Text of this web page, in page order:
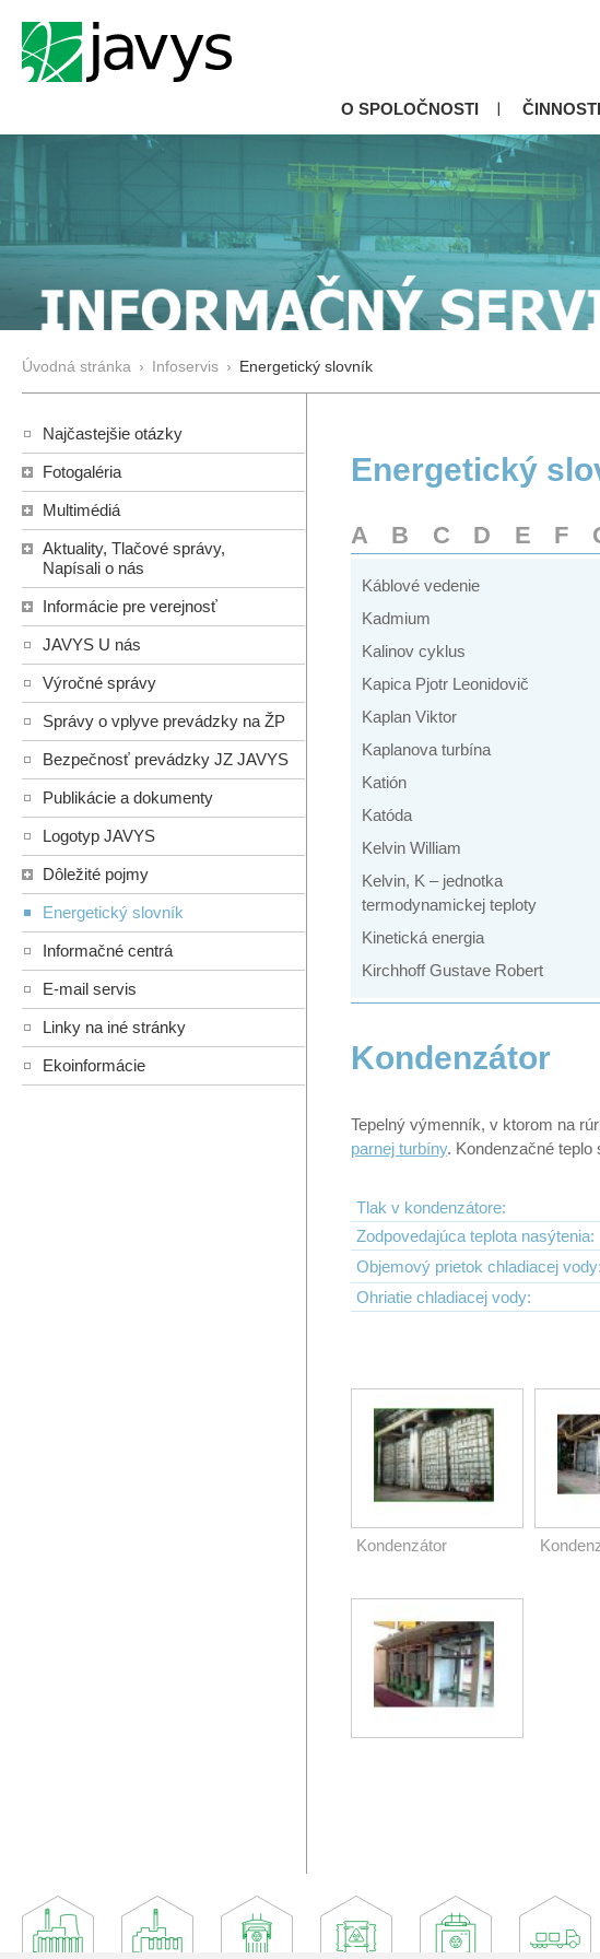
O SPOLOČNOSTI
Úvodná stránka › Infoservis › Energetický slovník
Najčastejšie otázky
Fotogaléria
Multimédiá
Aktuality, Tlačové správy,
Napísali o nás
Informácie pre verejnosť
JAVYS U nás
Výročné správy
Správy o vplyve prevádzky na ŽP
Bezpečnosť prevádzky JZ JAVYS
Publikácie a dokumenty
Logotyp JAVYS
Dôležité pojmy
Energetický slovník
Informačné centrá
E-mail servis
Linky na iné stránky
Ekoinformácie
Energetický
A B C D E F
Káblové vedenie
Kadmium
Kalinov cyklus
Kapica Pjotr Leonidovič
Kaplan Viktor
Kaplanova turbína
Katión
Katóda
Kelvin William
Kelvin, K – jednotka
termodynamickej teploty
Kinetická energia
Kirchhoff Gustave Robert
Kondenzátor
Tepelný výmenník, v ktorom na
parnej turbíny. Kondenzačné teplo
Tlak v kondenzátore:
Zodpovedajúca teplota nasýtenia:
Objemový prietok chladiacej vody:
Ohriatie chladiacej vody:
Kondenzátor